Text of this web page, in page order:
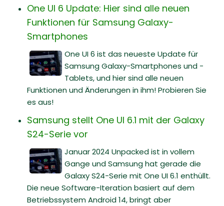
One UI 6 Update: Hier sind alle neuen
Funktionen für Samsung Galaxy-
Smartphones
One UI 6 ist das neueste Update für
Samsung Galaxy-Smartphones und -
Tablets, und hier sind alle neuen
Funktionen und Änderungen in ihm! Probieren Sie
es aus!
Samsung stellt One UI 6.1 mit der Galaxy
S24-Serie vor
Januar 2024 Unpacked ist in vollem
Gange und Samsung hat gerade die
Galaxy S24-Serie mit One UI 6.1 enthüllt.
Die neue Software-Iteration basiert auf dem
Betriebssystem Android 14, bringt aber